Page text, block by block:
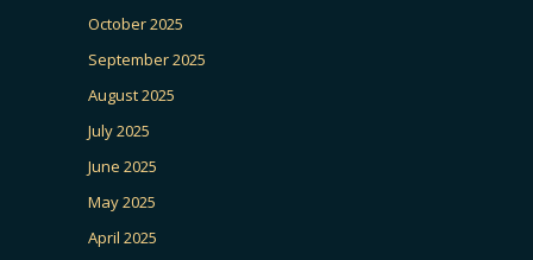
October 2025
September 2025
August 2025
July 2025
June 2025
May 2025
April 2025